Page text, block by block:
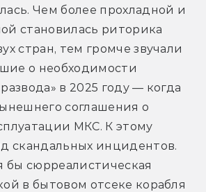
Чем более прохладной и
становилась риторика
стран, тем громче звучали
о необходимости
в 2025 году — когда
соглашения о
МКС. К этому
скандальных инцидентов.
бы сюрреалистическая
в бытовом отсеке корабля